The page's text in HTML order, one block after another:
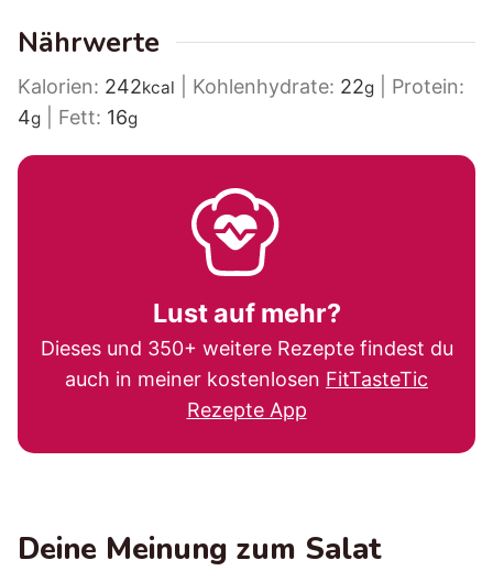
Nährwerte
Kalorien: 242kcal Kohlenhydrate: 22g
Protein:
4g Fett: 16g
Lust auf mehr?
Dieses und 350+ weitere Rezepte findest du
auch in meiner kostenlosen FitTasteTic
Rezepte App
Deine Meinung zum Salat